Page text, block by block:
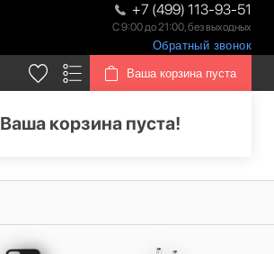
+7 (499) 113-93-51
С 9:00 до 21:00, без выходных
Обратный звонок
Ваша корзина пуста
Ваша корзина пуста!